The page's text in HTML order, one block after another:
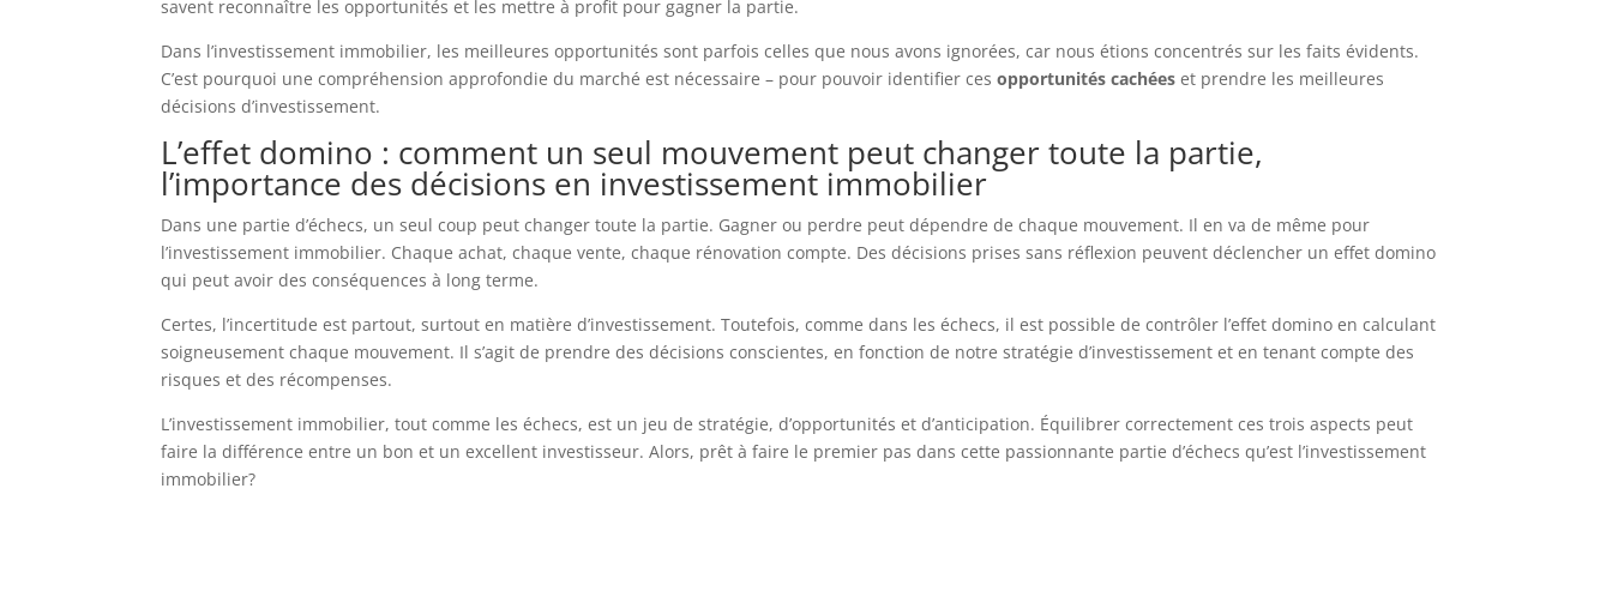
savent reconnaître les opportunités et les mettre à profit pour gagner la partie.
Dans l’investissement immobilier, les meilleures opportunités sont parfois celles que nous avons ignorées, car nous étions concentrés sur les faits évidents.
C’est pourquoi une compréhension approfondie du marché est nécessaire – pour pouvoir identifier cesopportunités cachées et prendre les meilleures
décisions d’investissement.
L’effet domino : comment un seul mouvement peut changer toute la partie,
l’importance des décisions en investissement immobilier
Dans une partie d’échecs, un seul coup peut changer toute la partie. Gagner ou perdre peut dépendre de chaque mouvement. Il en va de même pour
l’investissement immobilier. Chaque achat, chaque vente, chaque rénovation compte. Des décisions prises sans réflexion peuvent déclencher un effet domino
qui peut avoir des conséquences à long terme.
Certes, l’incertitude est partout, surtout en matière d’investissement. Toutefois, comme dans les échecs, il est possible de contrôler l’effet domino en calculant
soigneusement chaque mouvement. Il s’agit de prendre des décisions conscientes, en fonction de notre stratégie d’investissement et en tenant compte des
risques et des récompenses.
L’investissement immobilier, tout comme les échecs, est un jeu de stratégie, d’opportunités et d’anticipation. Équilibrer correctement ces trois aspects peut
faire la différence entre un bon et un excellent investisseur. Alors, prêt à faire le premier pas dans cette passionnante partie d’échecs qu’est l’investissement
immobilier?